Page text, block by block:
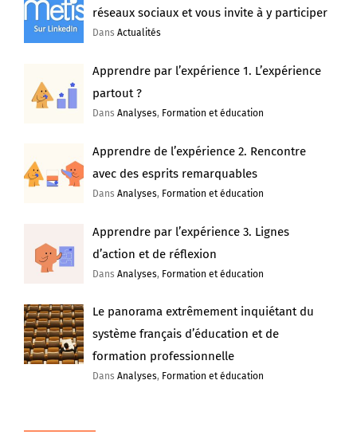
réseaux sociaux et vous invite à y participer
DansActualités
Apprendre par l’expérience 1. L’expérience
partout ?
DansAnalyses, Formation et éducation
Apprendre de l’expérience 2. Rencontre
avec des esprits remarquables
DansAnalyses, Formation et éducation
Apprendre par l’expérience 3. Lignes
d’action et de réflexion
DansAnalyses, Formation et éducation
Le panorama extrêmement inquiétant du
système français d’éducation et de
formation professionnelle
DansAnalyses, Formation et éducation